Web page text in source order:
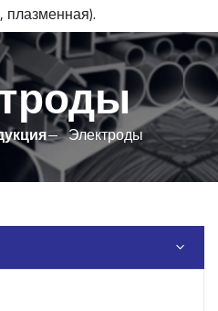
плазменная).
Электроды